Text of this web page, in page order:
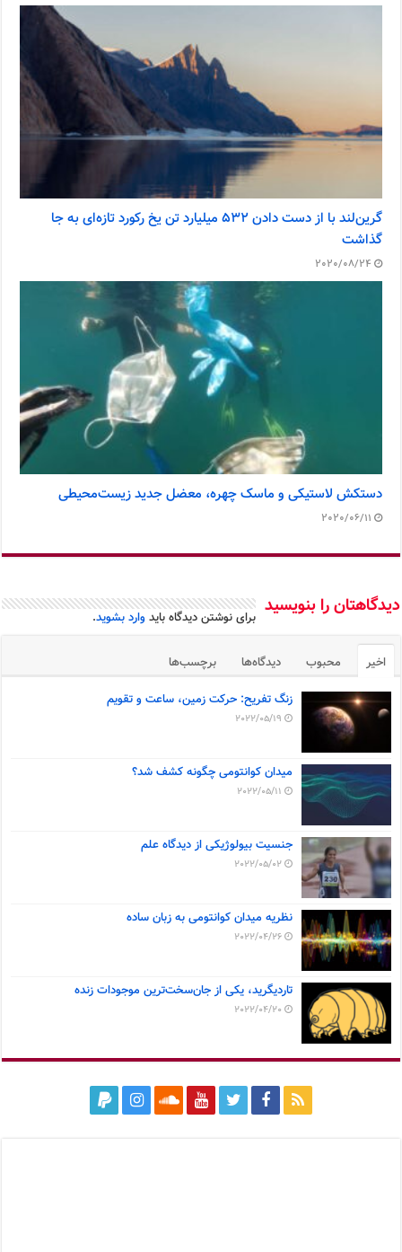
گرین‌لند با از دست دادن ۵۳۲ میلیارد تن یخ رکورد تازه‌ای به جا
گذاشت
2020/08/24
دستکش لاستیکی و ماسک چهره، معضل جدید زیست‌محیطی
2020/06/11
دیدگاهتان را بنویسید برای نوشتن دیدگاه بایدوارد بشوید.
اخیر محبوب دیدگاه‌ها برچسب‌ها
زنگ تفریح: حرکت زمین، ساعت و تقویم
2022/05/19
میدان کوانتومی چگونه کشف شد؟
2022/05/11
جنسیت بیولوژیکی از دیدگاه علم
2022/05/02
نظریه میدان کوانتومی به زبان ساده
2022/04/26
تاردیگرید، یکی از جان‌سخت‌ترین موجودات زنده
2022/04/20